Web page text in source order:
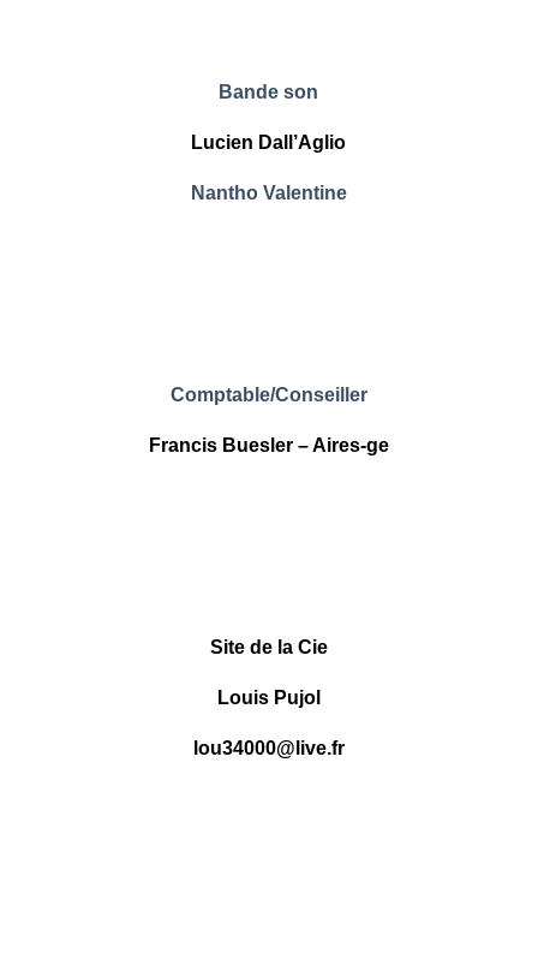
Bande son
Lucien Dall’Aglio
Nantho Valentine
Comptable/Conseiller
Francis Buesler – Aires-ge
Site de la Cie
Louis Pujol
lou34000@live.fr